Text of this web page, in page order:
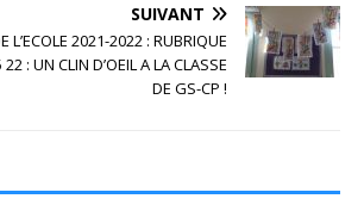
SUIVANT
L’ECOLE 2021-2022 : RUBRIQUE
: UN CLIN D’OEIL A LA CLASSE
DE GS-CP !